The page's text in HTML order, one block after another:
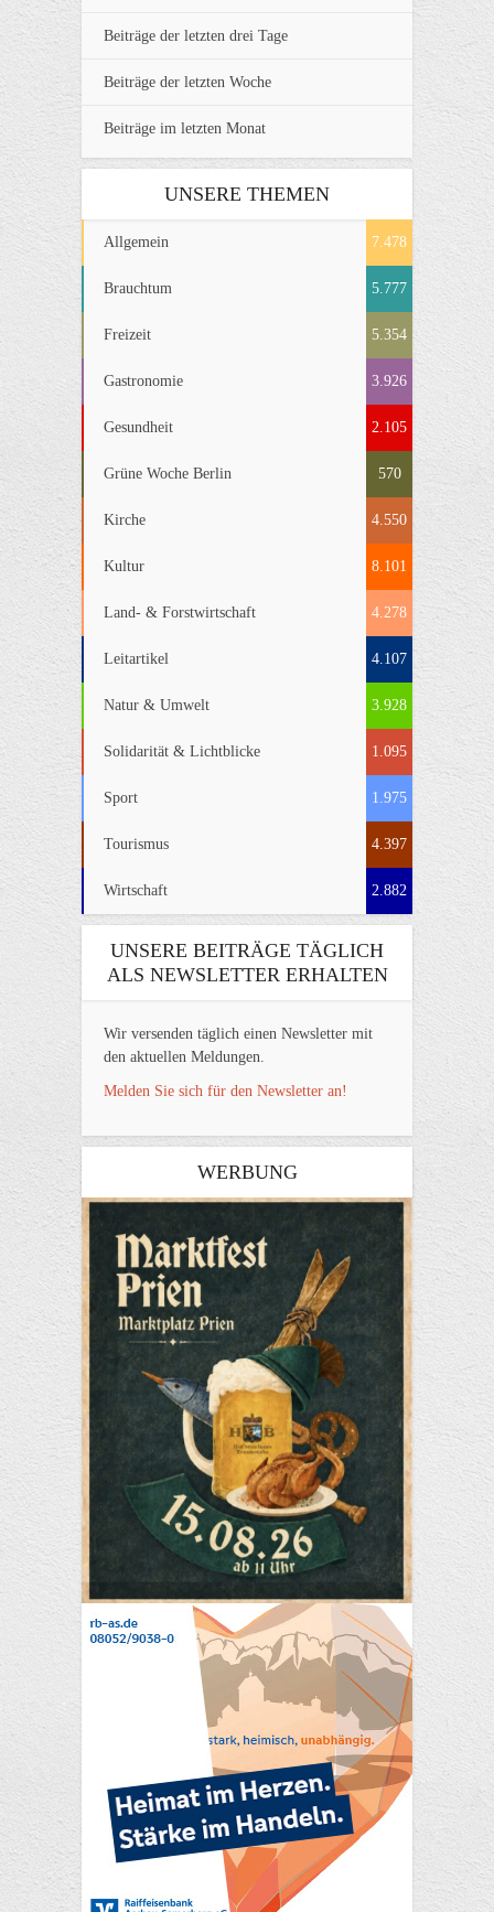
Beiträge der letzten drei Tage
Beiträge der letzten Woche
Beiträge im letzten Monat
UNSERE THEMEN
Allgemein 7.478
Brauchtum 5.777
Freizeit 5.354
Gastronomie 3.926
Gesundheit 2.105
Grüne Woche Berlin 570
Kirche 4.550
Kultur 8.101
Land- & Forstwirtschaft 4.278
Leitartikel 4.107
Natur & Umwelt 3.928
Solidarität & Lichtblicke 1.095
Sport 1.975
Tourismus 4.397
Wirtschaft 2.882
UNSERE BEITRÄGE TÄGLICH
ALS NEWSLETTER ERHALTEN
Wir versenden täglich einen Newsletter mit
den aktuellen Meldungen.
Melden Sie sich für den Newsletter an!
WERBUNG